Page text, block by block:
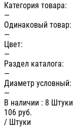
Категория товара:
—
Одинаковый товар:
—
Цвет:
—
Раздел каталога:
—
Диаметр условный:
—
В наличии : 8 Штуки
106 руб.
/ Штуки